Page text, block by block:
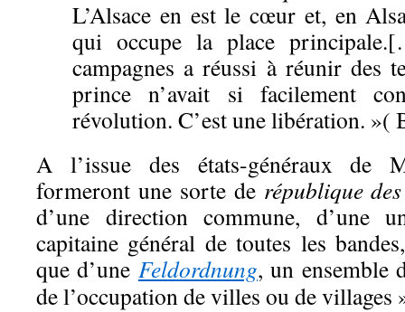
L’Alsace en est le cœur et, en
qui occupe la place
campagnes a réussi à réunir des
prince n’avait si facilement
révolution. C’est une libération. »(
A l’issue des états-généraux de
formeront une sorte de république
d’une direction commune, d’une
capitaine général de toutes les
que d’une Feldordnung, un ensemble
de l’occupation de villes ou de villages